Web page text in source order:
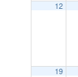
12
19